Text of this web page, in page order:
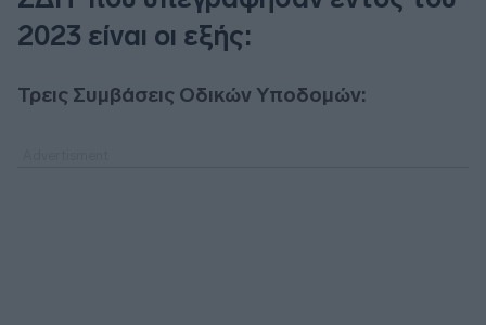
2023 είναι οι εξής:
Τρεις Συμβάσεις Οδικών Υποδομών: